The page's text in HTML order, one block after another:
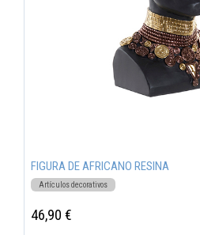
FIGURA DE AFRICANO RESINA
Artículos decorativos
46,90 €